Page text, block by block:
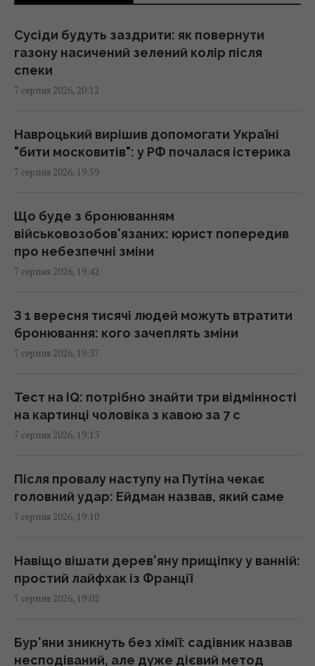
Вперед у минуле: через війну маленькі
магазини замінять супермаркети, - експерт
18:42 п'ятниця, 07 серпня 2026
Ринок "лихоманить": квадратні метри в
новобудовах дорожчають, попри падіння
попиту
В Херсонській області уражено базу ФСБ
"Беня House": Мадяр розкрив деталі (відео)
18:33 п'ятниця, 07 серпня 2026
Коли їсти помідори для повного засвоєння
вітамінів: вчені дали чітку відповідь
18:20 п'ятниця, 07 серпня 2026
Складено топ-10 найочікуваніших ігор 2027
року – серед них є український проєкт
18:09 п'ятниця, 07 серпня 2026
Бюджетний вибір: названо головний
автомобільний бестселер у Європі
18:06 п'ятниця, 07 серпня 2026
У двох районах Києва зникло світло: в ДТЕК
назвали причину
18:02 п'ятниця, 07 серпня 2026
Гороскоп на 8 серпня за картами Таро:
Сусіди будуть заздрити: як повернути
газону насичений зелений колір після
спеки
7 серпня 2026, 20:12
Навроцький вирішив допомогати Україні
"бити московитів": у РФ почалася істерика
7 серпня 2026, 19:59
Що буде з бронюванням
військовозобов'язаних: юрист попередив
про небезпечні зміни
7 серпня 2026, 19:42
З 1 вересня тисячі людей можуть втратити
бронювання: кого зачеплять зміни
7 серпня 2026, 19:37
Тест на IQ: потрібно знайти три відмінності
на картинці чоловіка з кавою за 7 с
7 серпня 2026, 19:13
Після провалу наступу на Путіна чекає
головний удар: Ейдман назвав, який саме
7 серпня 2026, 19:10
Навіщо вішати дерев'яну прищіпку у ванній:
простий лайфхак із Франції
7 серпня 2026, 19:02
Бур'яни зникнуть без хімії: садівник назвав
несподіваний, але дуже дієвий метод